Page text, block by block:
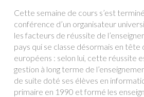
Cette semaine de cours s’est
conférence d’un organisateur
les facteurs de réussite de
pays qui se classe désormais en tête
européens : selon lui, cette réussite
gestion à long terme de
de suite doté ses élèves en
primaire en 1990 et formé les